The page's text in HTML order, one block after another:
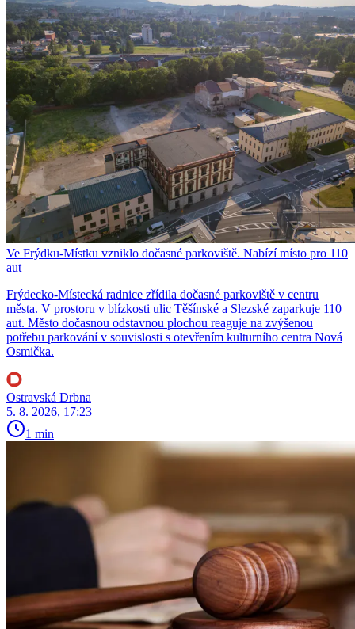
Ve Frýdku-Místku vzniklo dočasné parkoviště. Nabízí místo pro 110
aut
Frýdecko-Místecká radnice zřídila dočasné parkoviště v centru
města. V prostoru v blízkosti ulic Těšínské a Slezské zaparkuje 110
aut. Město dočasnou odstavnou plochou reaguje na zvýšenou
potřebu parkování v souvislosti s otevřením kulturního centra Nová
Osmička.
Ostravská Drbna
5. 8. 2026, 17:23
1 min